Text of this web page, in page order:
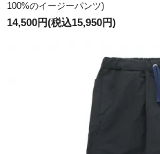
100%のイージーパンツ)
14,500円(税込15,950円)